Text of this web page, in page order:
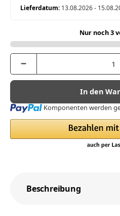
Lieferdatum: 13.08.2026 -
Nur noch 3
In den
Loading... Komponenten werden
Beschreibung